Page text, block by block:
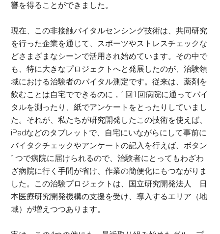
響を得ることができました。
現在、この非接触バイタルセンシング技術は、共同研究
を行った企業を通じて、スポーツやストレスチェックな
どさまざまなシーンで活用され始めています。その中で
も、特に大きなプロジェクトへと発展したのが、治験領
域における治験者のバイタル測定です。従来は、薬剤を
飲むことは自宅でできるのに，1回1回病院に通ってバイ
タルを測ったり、紙でアンケートをとったりしていまし
た。それが、私たちが研究開発したこの技術を使えば、
iPadなどのタブレットで、自宅にいながらにして事前に
バイタクチェックやアンケートの記入を行えば、ボタン
1つで病院に届けられるので、治験者にとってもわざわ
ざ病院に行く手間が省け、作業の簡便化にもつながりま
した。この治験プロジェクトは、国立研究開発法人 日
本医療研究開発機構の支援を受け、導入するエリア（地
域）が増えつつあります。